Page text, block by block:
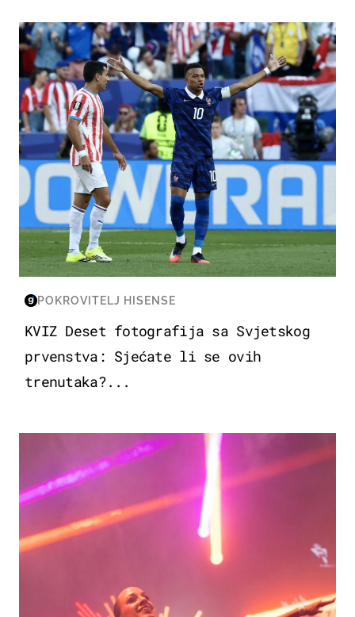
SVJETSKO PRVENSTVO 2026
POKROVITELJ HISENSE
KVIZ Deset fotografija sa Svjetskog
prvenstva: Sjećate li se ovih
trenutaka?...
KULTURA & ZABAVA